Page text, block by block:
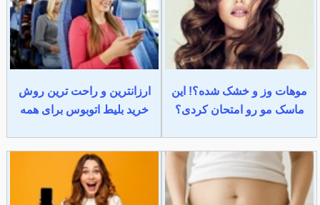
موهات وز و خشک شده؟! این
ماسک مو رو امتحان کردی؟
ارزانترین و راحت ترین روش
خرید بلیط اتوبوس برای همه